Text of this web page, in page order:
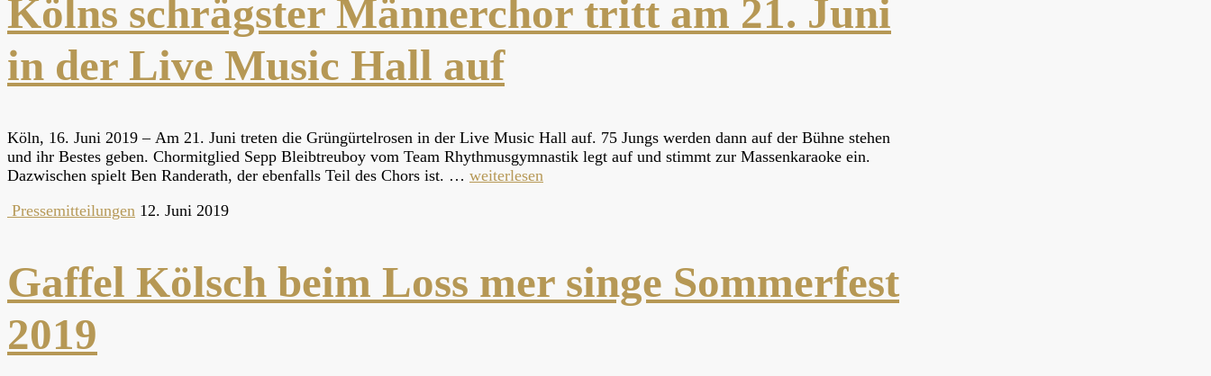
Kölns schrägster Männerchor tritt am 21. Juni
in der Live Music Hall auf
Köln, 16. Juni 2019 – Am 21. Juni treten die Grüngürtelrosen in der Live Music Hall auf. 75 Jungs werden dann auf der Bühne stehen
und ihr Bestes geben. Chormitglied Sepp Bleibtreuboy vom Team Rhythmusgymnastik legt auf und stimmt zur Massenkaraoke ein.
Dazwischen spielt Ben Randerath, der ebenfalls Teil des Chors ist. … weiterlesen
Pressemitteilungen 12. Juni 2019
Gaffel Kölsch beim Loss mer singe Sommerfest
2019